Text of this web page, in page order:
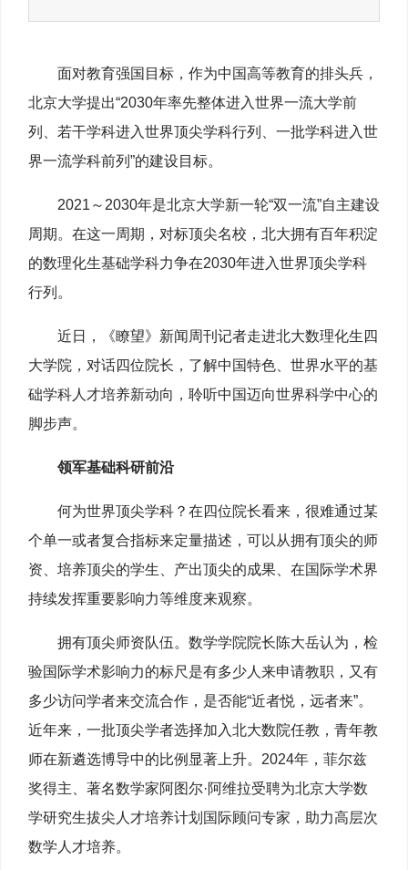
面对教育强国目标，作为中国高等教育的排头兵，
北京大学提出“2030年率先整体进入世界一流大学前
列、若干学科进入世界顶尖学科行列、一批学科进入世
界一流学科前列”的建设目标。
2021～2030年是北京大学新一轮“双一流”自主建设
周期。在这一周期，对标顶尖名校，北大拥有百年积淀
的数理化生基础学科力争在2030年进入世界顶尖学科
行列。
近日，《瞭望》新闻周刊记者走进北大数理化生四
大学院，对话四位院长，了解中国特色、世界水平的基
础学科人才培养新动向，聆听中国迈向世界科学中心的
脚步声。
领军基础科研前沿
何为世界顶尖学科？在四位院长看来，很难通过某
个单一或者复合指标来定量描述，可以从拥有顶尖的师
资、培养顶尖的学生、产出顶尖的成果、在国际学术界
持续发挥重要影响力等维度来观察。
拥有顶尖师资队伍。数学学院院长陈大岳认为，检
验国际学术影响力的标尺是有多少人来申请教职，又有
多少访问学者来交流合作，是否能“近者悦，远者来”。
近年来，一批顶尖学者选择加入北大数院任教，青年教
师在新遴选博导中的比例显著上升。2024年，菲尔兹
奖得主、著名数学家阿图尔·阿维拉受聘为北京大学数
学研究生拔尖人才培养计划国际顾问专家，助力高层次
数学人才培养。